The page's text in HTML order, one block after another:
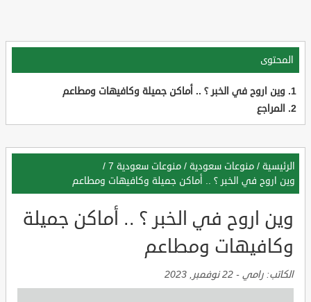
المحتوى
وين اروح في الخبر ؟ .. أماكن جميلة وكافيهات ومطاعم
المراجع
الرئيسية / منوعات سعودية / منوعات سعودية 7
/
وين اروح في الخبر ؟ .. أماكن جميلة وكافيهات ومطاعم
وين اروح في الخبر ؟ .. أماكن جميلة
وكافيهات ومطاعم
الكاتب: رامي - 22 نوفمبر, 2023